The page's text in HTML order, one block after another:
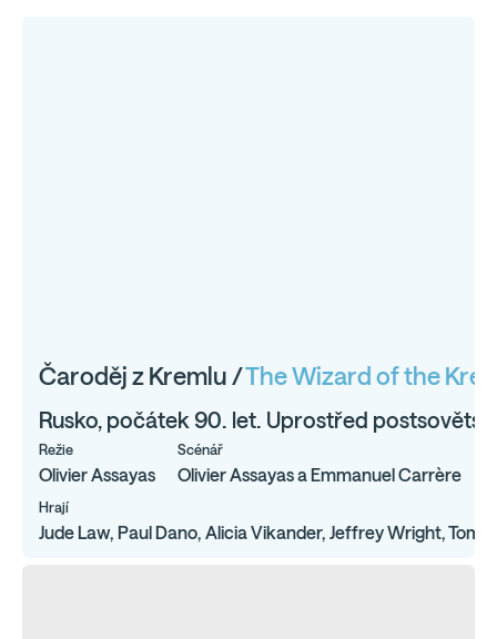
Čaroděj z Kremlu /The Wizard of the
Rusko, počátek 90. let. Uprostřed
Režie
Olivier Assayas
Scénář
Olivier Assayas a Emmanuel Carrère
Hrají
Jude Law, Paul Dano, Alicia Vikander, Jeffrey Wright, Tom